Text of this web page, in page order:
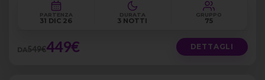
PARTENZA
31 DIC 26
DURATA
3 NOTTI
GRUPPO
75
DA549€449€ DETTAGLI